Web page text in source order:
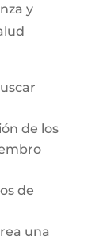
y
de los
de
una